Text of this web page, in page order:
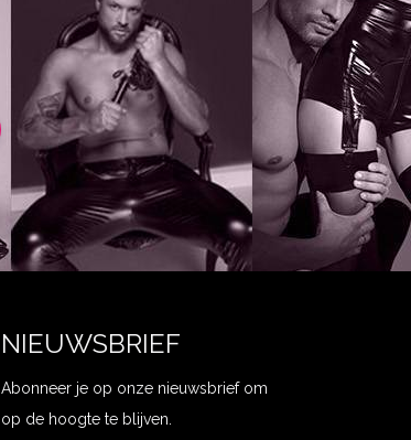
NIEUWSBRIEF
Abonneer je op onze nieuwsbrief om
op de hoogte te blijven.